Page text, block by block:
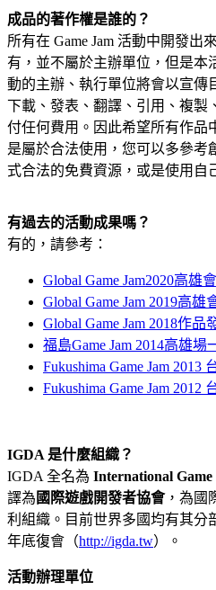
成品的著作權是誰的？
所有在 Game Jam 活動中開發出
有，並不屬於主辦單位，但是本
動的主辦、執行單位將會以宣傳
下載、發表、翻譯、引用、複製
付任何費用。因此希望所有作品
是屬於合法使用，您可以多參考
式合法的免費資源，或是使用自
有過去的活動成果嗎？
有的，請參考：
Global Game Jam2020高雄
Global Game Jam 2019高雄
Global Game Jam 2018作品
福島Game Jam 2014高雄場
Fukushima Game Jam 2013
Fukushima Game Jam 2012
IGDA 是什麼組織？
IGDA 全名為 International Game
譯為 國際遊戲開發者協會，為國
利組織。目前世界多國均有其分
年底復會（http://igda.tw）。
活動辦理單位